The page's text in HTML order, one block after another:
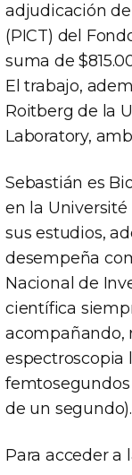
adjudicación
(PICT) del
suma de
El trabajo,
Roitberg de la
Laboratory,
Sebastián es
en la Université
sus estudios,
desempeña
Nacional de
científica
acompañando,
espectroscopia
de un segundo).
Para acceder a